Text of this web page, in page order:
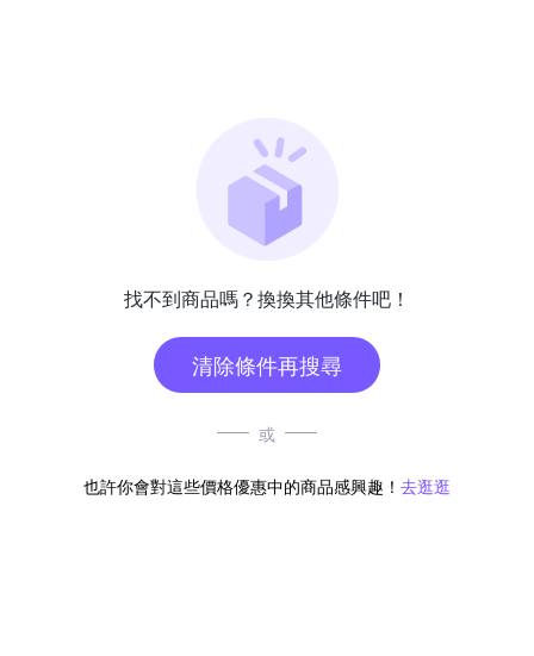
找不到商品嗎？換換其他條件吧！
清除條件再搜尋
或
也許你會對這些價格優惠中的商品感興趣！ 去逛逛